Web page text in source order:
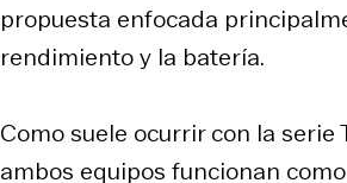
propuesta enfocada
rendimiento y la batería.
Como suele ocurrir con la serie
ambos equipos funcionan como